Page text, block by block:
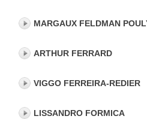
MARGAUX FELDMAN
ARTHUR FERRARD
VIGGO FERREIRA-REDIER
LISSANDRO FORMICA